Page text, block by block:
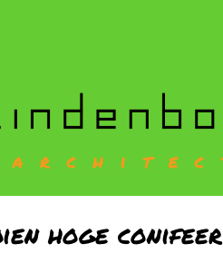
hoge conifeer